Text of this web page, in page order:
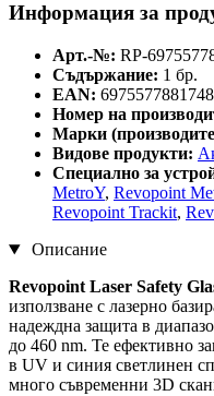
Информация за
Арт.-№: RP-
Съдържание: 1 бр.
EAN: 6975577881748
Номер на
Марки
Видове продукти:
Специално за
MetroY, Revopoint
Revopoint Trackit,
Описание
Revopoint Laser Safety
използване с лазерно
надеждна защита в
до 460 nm. Те ефективно
в UV и синия светлинен
много съвременни 3D